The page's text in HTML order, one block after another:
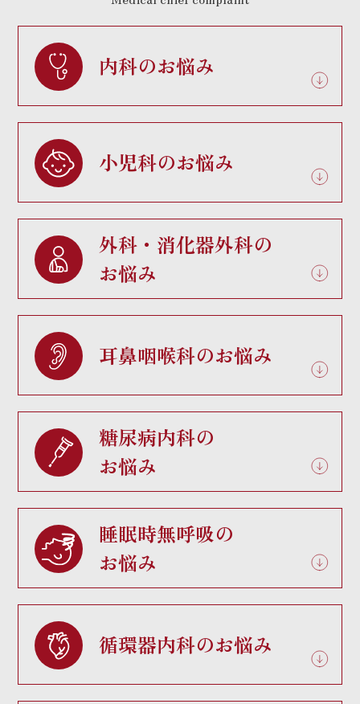
内科のお悩み
小児科のお悩み
外科・消化器外科の
お悩み
耳鼻咽喉科のお悩み
糖尿病内科の
お悩み
睡眠時無呼吸の
お悩み
循環器内科のお悩み